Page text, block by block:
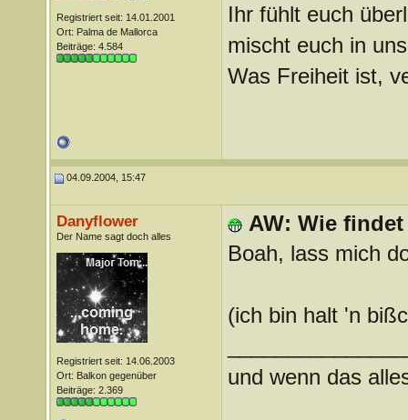
Registriert seit: 14.01.2001
Ort: Palma de Mallorca
Beiträge: 4.584
Ihr fühlt euch
mischt euch in
Was Freiheit ist,
04.09.2004, 15:47
Danyflower
Der Name sagt doch alles
Registriert seit: 14.06.2003
Ort: Balkon gegenüber
Beiträge: 2.369
AW: Wie
Boah, lass mich
(ich bin halt 'n
und wenn das